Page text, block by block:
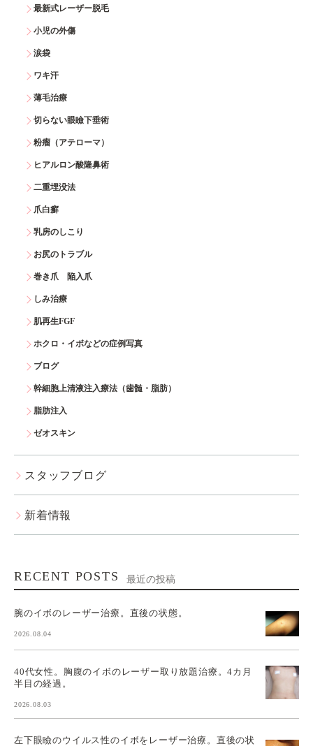
最新式レーザー脱毛
小児の外傷
涙袋
ワキ汗
薄毛治療
切らない眼瞼下垂術
粉瘤（アテローマ）
ヒアルロン酸隆鼻術
二重埋没法
爪白癬
乳房のしこり
お尻のトラブル
巻き爪 陥入爪
しみ治療
肌再生FGF
ホクロ・イボなどの症例写真
ブログ
幹細胞上清液注入療法（歯髄・脂肪）
脂肪注入
ゼオスキン
スタッフブログ
新着情報
RECENT POSTS 最近の投稿
腕のイボのレーザー治療。直後の状態。
2026.08.04
40代女性。胸腹のイボのレーザー取り放題治療。4カ月
半目の経過。
2026.08.03
左下眼瞼のウイルス性のイボをレーザー治療。直後の状